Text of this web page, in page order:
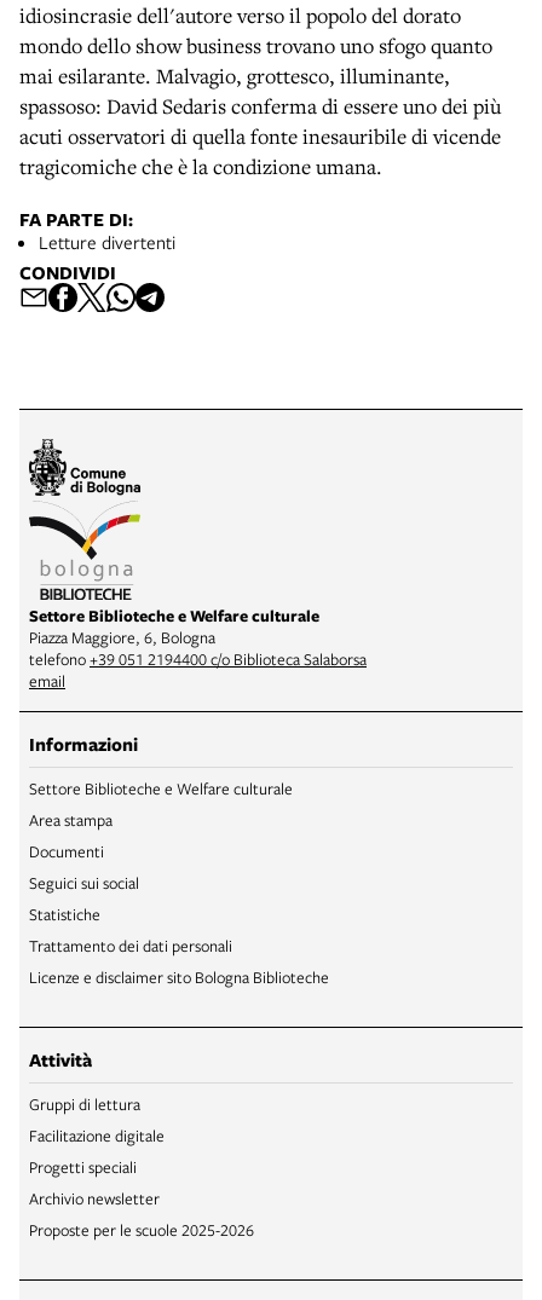
idiosincrasie dell'autore verso il popolo del dorato
mondo dello show business trovano uno sfogo quanto
mai esilarante. Malvagio, grottesco, illuminante,
spassoso: David Sedaris conferma di essere uno dei più
acuti osservatori di quella fonte inesauribile di vicende
tragicomiche che è la condizione umana.
FA PARTE DI:
Letture divertenti
CONDIVIDI
Settore Biblioteche e Welfare culturale
Piazza Maggiore, 6, Bologna
telefono+39 051 2194400 c/o Biblioteca Salaborsa
email
Informazioni
Settore Biblioteche e Welfare culturale
Area stampa
Documenti
Seguici sui social
Statistiche
Trattamento dei dati personali
Licenze e disclaimer sito Bologna Biblioteche
Attività
Gruppi di lettura
Facilitazione digitale
Progetti speciali
Archivio newsletter
Proposte per le scuole 2025-2026